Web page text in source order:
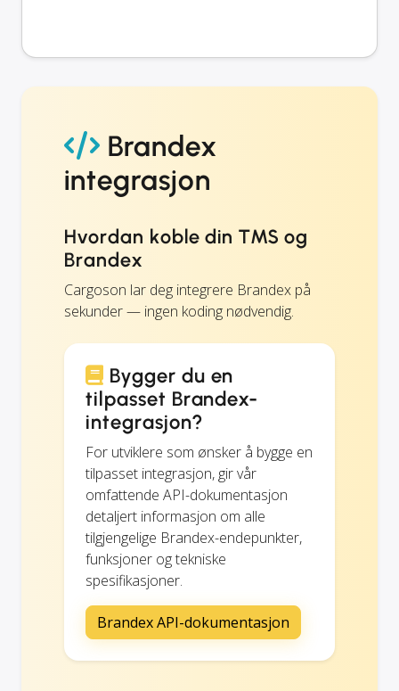
Brandex
integrasjon
Hvordan koble din TMS og
Brandex
Cargoson lar deg integrere Brandex på
sekunder — ingen koding nødvendig.
Bygger du en
tilpasset Brandex-
integrasjon?
For utviklere som ønsker å bygge en
tilpasset integrasjon, gir vår
omfattende API-dokumentasjon
detaljert informasjon om alle
tilgjengelige Brandex-endepunkter,
funksjoner og tekniske
spesifikasjoner.
Brandex API-dokumentasjon